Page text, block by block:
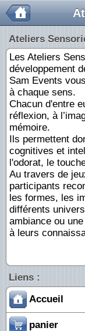
Ateliers
Les Ateliers
développement
Sam Events
à chaque sens.
Chacun d'entre
réflexion, à
mémoire.
Ils permettent
cognitives et
l'odorat, le
Au travers de
participants
les formes, les
différents
ambiance ou
à leurs
Liens :
Accueil
panier